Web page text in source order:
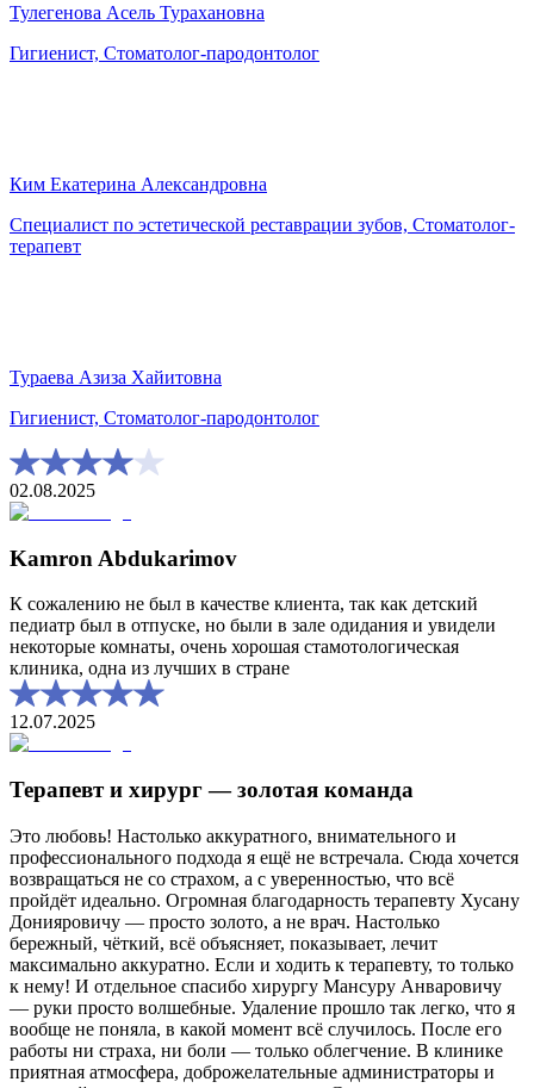
Тулегенова Асель Турахановна
Гигиенист, Стоматолог-пародонтолог
Ким Екатерина Александровна
Специалист по эстетической реставрации зубов, Стоматолог-
терапевт
Тураева Азиза Хайитовна
Гигиенист, Стоматолог-пародонтолог
02.08.2025
Kamron Abdukarimov
К сожалению не был в качестве клиента, так как детский
педиатр был в отпуске, но были в зале одидания и увидели
некоторые комнаты, очень хорошая стамотологическая
клиника, одна из лучших в стране
12.07.2025
Терапевт и хирург — золотая команда
Это любовь! Настолько аккуратного, внимательного и
профессионального подхода я ещё не встречала. Сюда хочется
возвращаться не со страхом, а с уверенностью, что всё
пройдёт идеально. Огромная благодарность терапевту Хусану
Донияровичу — просто золото, а не врач. Настолько
бережный, чёткий, всё объясняет, показывает, лечит
максимально аккуратно. Если и ходить к терапевту, то только
к нему! И отдельное спасибо хирургу Мансуру Анваровичу
— руки просто волшебные. Удаление прошло так легко, что я
вообще не поняла, в какой момент всё случилось. После его
работы ни страха, ни боли — только облегчение. В клинике
приятная атмосфера, доброжелательные администраторы и